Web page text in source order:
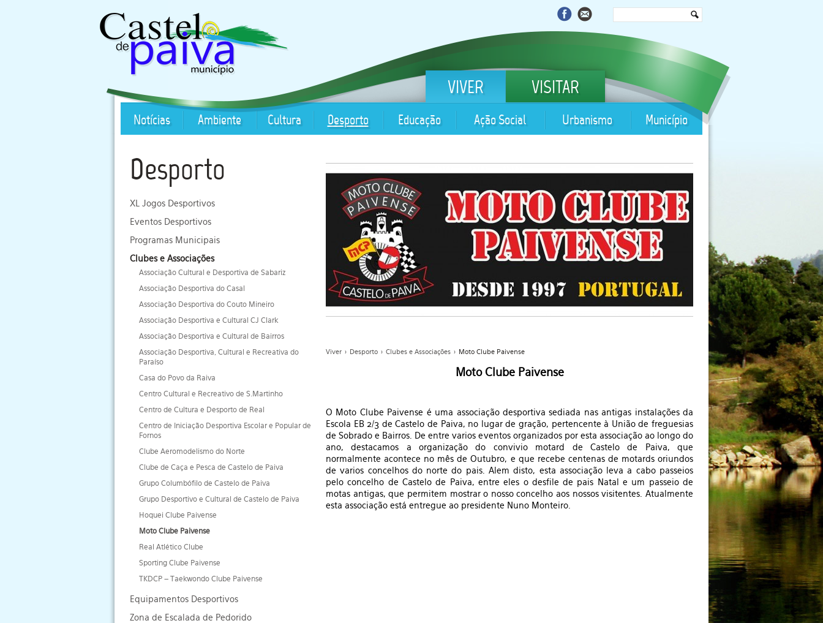
VIVER VISITAR
Notícias Ambiente Cultura Desporto Educação Ação Social Urbanismo Município
Desporto
XL Jogos Desportivos
Eventos Desportivos
Programas Municipais
Clubes e Associações
Associação Cultural e Desportiva de Sabariz
Associação Desportiva do Casal
Associação Desportiva do Couto Mineiro
Associação Desportiva e Cultural CJ Clark
Associação Desportiva e Cultural de Bairros
Associação Desportiva, Cultural e Recreativa do
Paraíso
Casa do Povo da Raiva
Centro Cultural e Recreativo de S.Martinho
Centro de Cultura e Desporto de Real
Centro de Iniciação Desportiva Escolar e Popular de
Fornos
Clube Aeromodelismo do Norte
Clube de Caça e Pesca de Castelo de Paiva
Grupo Columbófilo de Castelo de Paiva
Grupo Desportivo e Cultural de Castelo de Paiva
Hoquei Clube Paivense
Moto Clube Paivense
Real Atlético Clube
Sporting Clube Paivense
TKDCP – Taekwondo Clube Paivense
Equipamentos Desportivos
Zona de Escalada de Pedorido
Viver > Desporto > Clubes e Associações > Moto Clube Paivense
Moto Clube Paivense
O Moto Clube Paivense é uma associação desportiva sediada nas antigas instalações da
Escola EB 2/3 de Castelo de Paiva, no lugar de gração, pertencente à União de freguesias
de Sobrado e Bairros. De entre varios eventos organizados por esta associação ao longo do
ano, destacamos a organização do convivio motard de Castelo de Paiva, que
normalmente acontece no mês de Outubro, e que recebe centenas de motards oriundos
de varios concelhos do norte do pais. Alem disto, esta associação leva a cabo passeios
pelo concelho de Castelo de Paiva, entre eles o desfile de pais Natal e um passeio de
motas antigas, que permitem mostrar o nosso concelho aos nossos visitentes. Atualmente
esta associação está entregue ao presidente Nuno Monteiro.